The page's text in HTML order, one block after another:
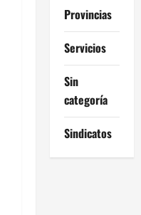
Provincias
Servicios
Sin
categoría
Sindicatos